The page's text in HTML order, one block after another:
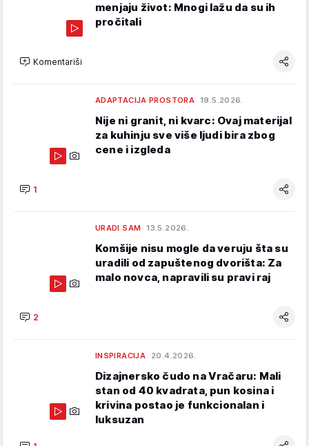
menjaju život: Mnogi lažu da su ih
pročitali
Komentariši
ADAPTACIJA PROSTORA 19.5.2026.
Nije ni granit, ni kvarc: Ovaj materijal
za kuhinju sve više ljudi bira zbog
cene i izgleda
1
URADI SAM 13.5.2026.
Komšije nisu mogle da veruju šta su
uradili od zapuštenog dvorišta: Za
malo novca, napravili su pravi raj
2
INSPIRACIJA 20.4.2026.
Dizajnersko čudo na Vračaru: Mali
stan od 40 kvadrata, pun kosina i
krivina postao je funkcionalan i
luksuzan